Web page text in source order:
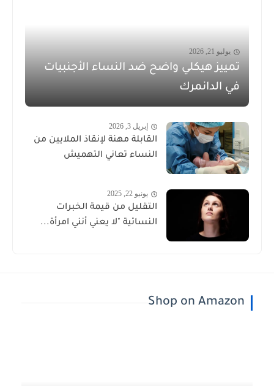
يوليو 21, 2026
تمييز هيكلي واضح ضد النساء الأجنبيات
في الدانمرك
إبريل 3, 2026
القابلة مهنة لإنقاذ الملايين من
النساء تعاني التهميش
يونيو 22, 2025
التقليل من قيمة الخبرات
النسائية "لا يعني أنني امرأة...
Shop on Amazon